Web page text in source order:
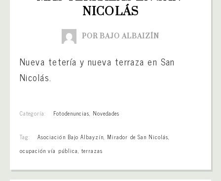
NICOLÁS
POR BAJO ALBAIZÍN
Nueva tetería y nueva terraza en San
Nicolás.
Categoría: Fotodenuncias, Novedades
Tag: Asociación Bajo Albayzín, Mirador de San Nicolás,
ocupación vía pública, terrazas